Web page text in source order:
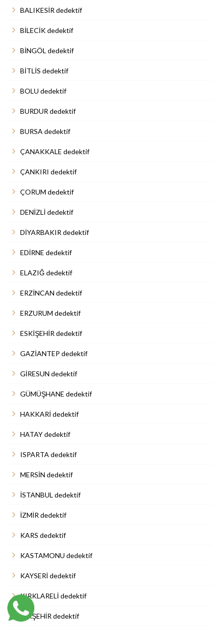
BALIKESİR dedektif
BİLECİK dedektif
BİNGÖL dedektif
BİTLİS dedektif
BOLU dedektif
BURDUR dedektif
BURSA dedektif
ÇANAKKALE dedektif
ÇANKIRI dedektif
ÇORUM dedektif
DENİZLİ dedektif
DİYARBAKIR dedektif
EDİRNE dedektif
ELAZIĞ dedektif
ERZİNCAN dedektif
ERZURUM dedektif
ESKİŞEHİR dedektif
GAZİANTEP dedektif
GİRESUN dedektif
GÜMÜŞHANE dedektif
HAKKARİ dedektif
HATAY dedektif
ISPARTA dedektif
MERSİN dedektif
İSTANBUL dedektif
İZMİR dedektif
KARS dedektif
KASTAMONU dedektif
KAYSERİ dedektif
KIRKLARELİ dedektif
KIRŞEHİR dedektif